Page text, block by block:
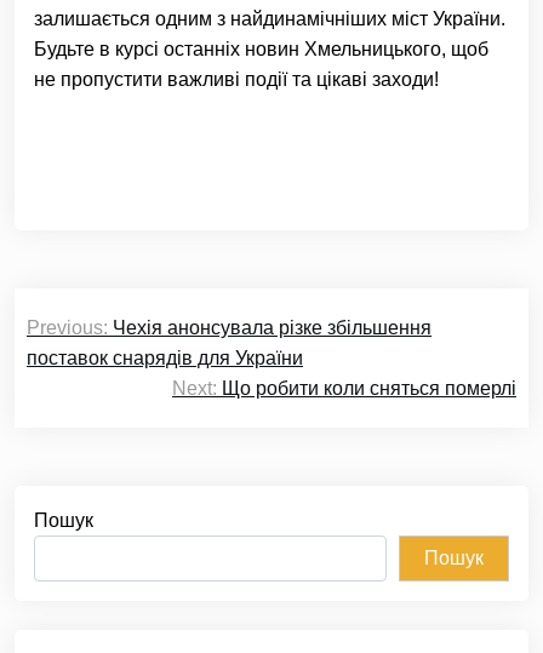
залишається одним з найдинамічніших міст України.
Будьте в курсі останніх новин Хмельницького, щоб
не пропустити важливі події та цікаві заходи!
записів
Previous: Чехія анонсувала різке збільшення
поставок снарядів для України
Next: Що робити коли сняться померлі
Пошук
Пошук